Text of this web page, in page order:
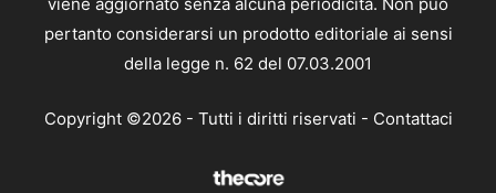
pertanto considerarsi un prodotto editoriale ai sensi
della legge n. 62 del 07.03.2001
Copyright ©2026 - Tutti i diritti riservati - Contattaci